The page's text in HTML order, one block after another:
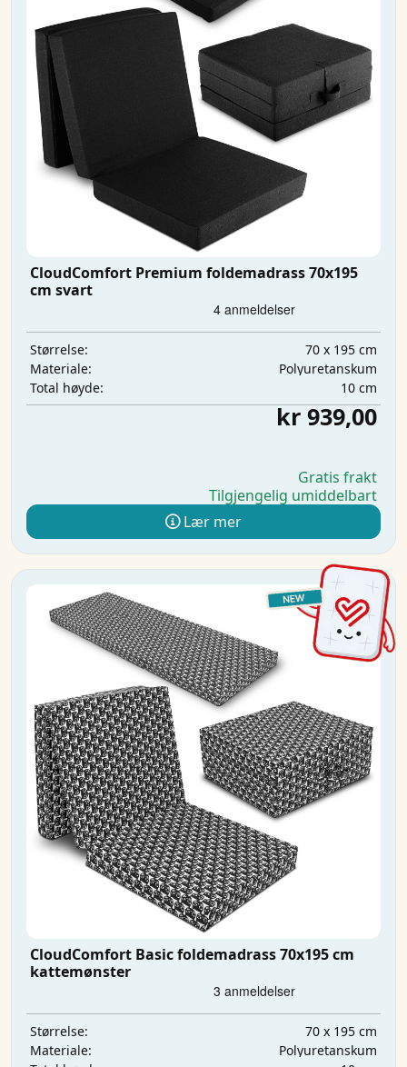
CloudComfort Premium foldemadrass 70x195
cm svart
Størrelse:
70 x 195 cm
Materiale:
Polyuretanskum
Total høyde:
10 cm
kr 939,00
Gratis frakt
Tilgjengelig umiddelbart
Lær mer
CloudComfort Basic foldemadrass 70x195 cm
kattemønster
Størrelse:
70 x 195 cm
Materiale:
Polyuretanskum